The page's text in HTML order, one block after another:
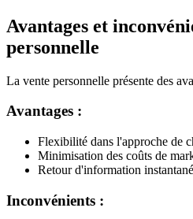
Avantages et
personnelle
La vente personnelle présente des
Avantages :
Flexibilité dans l'approche de
Minimisation des coûts de
Retour d'information
Inconvénients :